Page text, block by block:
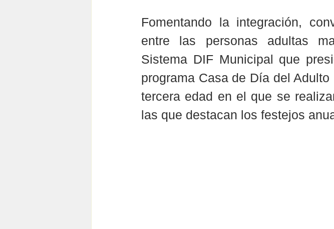
Fomentando la integración,
entre las personas adultas
Sistema DIF Municipal que
programa Casa de Día del
tercera edad en el que se
las que destacan los festejos